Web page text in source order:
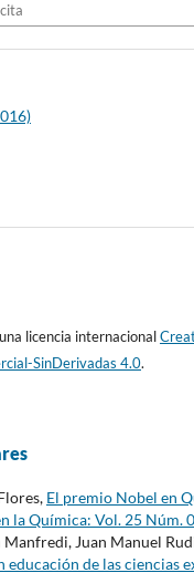
licencia internacional
SinDerivadas 4.0.
El premio Nobel en
la Química: Vol. 25 Núm.
Manfredi, Juan Manuel
educación de las ciencias